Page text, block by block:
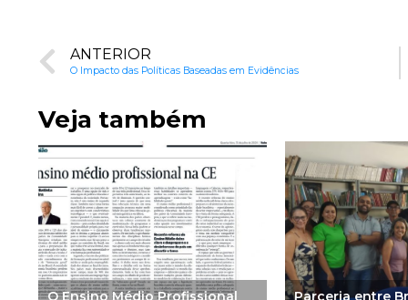
ANTERIOR
O Impacto das Políticas Baseadas em Evidências
Veja também
O Ensino Médio Profissional Parceria entre